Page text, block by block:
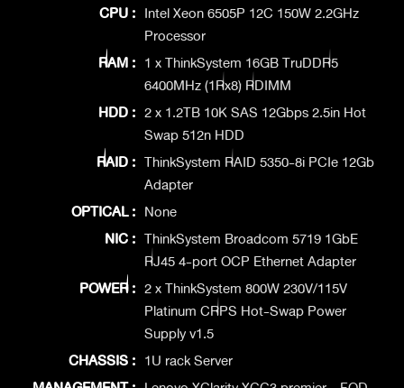
CPU : Intel Xeon 6505P 12C 150W 2.2GHz
Processor
RAM : 1 x ThinkSystem 16GB TruDDR5
6400MHz (1Rx8) RDIMM
HDD : 2 x 1.2TB 10K SAS 12Gbps 2.5in Hot
Swap 512n HDD
RAID : ThinkSystem RAID 5350-8i PCIe 12Gb
Adapter
OPTICAL : None
NIC : ThinkSystem Broadcom 5719 1GbE
RJ45 4-port OCP Ethernet Adapter
POWER : 2 x ThinkSystem 800W 230V/115V
Platinum CRPS Hot-Swap Power
Supply v1.5
CHASSIS : 1U rack Server